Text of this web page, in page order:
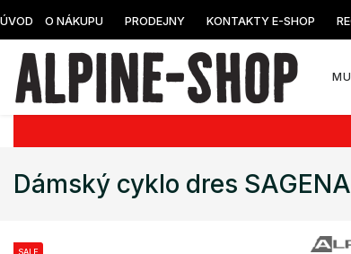
ÚVOD O NÁKUPU PRODEJNY KONTAKTY E-SHOP
Dámský cyklo dres
SALE